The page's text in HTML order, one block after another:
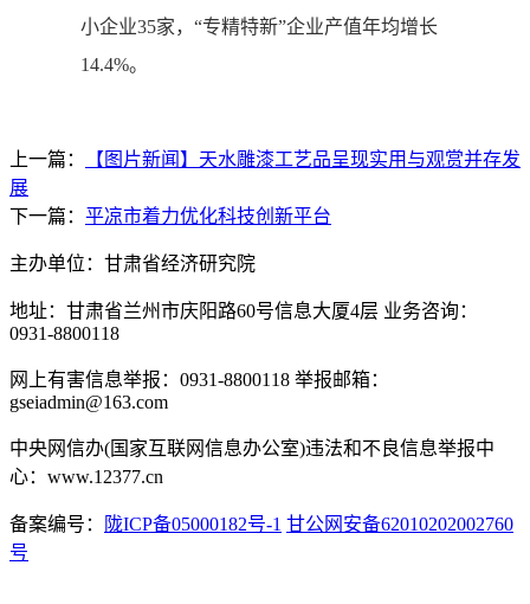
小企业35家，“专精特新”企业产值年均增长
14.4%。
上一篇：
【图片新闻】天水雕漆工艺品呈现实用与观赏并存发
展
下一篇： 平凉市着力优化科技创新平台
主办单位：甘肃省经济研究院
地址：甘肃省兰州市庆阳路60号信息大厦4层 业务咨询：
0931-8800118
网上有害信息举报：0931-8800118 举报邮箱：
gseiadmin@163.com
中央网信办(国家互联网信息办公室)违法和不良信息举报中
心：www.12377.cn
备案编号： 陇ICP备05000182号-1 甘公网安备62010202002760
号